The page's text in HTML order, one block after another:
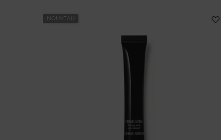
NOUVEAU